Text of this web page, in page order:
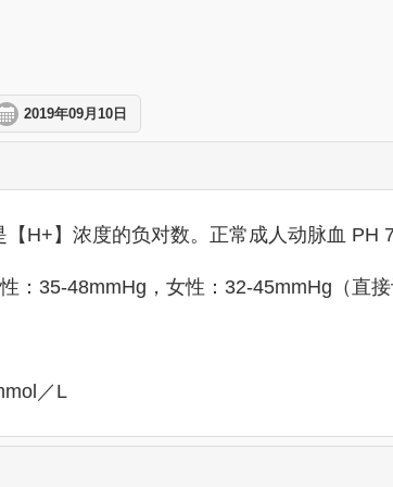
2019年09月10日
H+】浓度的负对数。正常成人动脉血 PH
：35-48mmHg，女性：32-45mmHg（直接
／L